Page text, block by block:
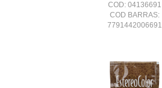
COD: 04136691
COD BARRAS:
7791442006691